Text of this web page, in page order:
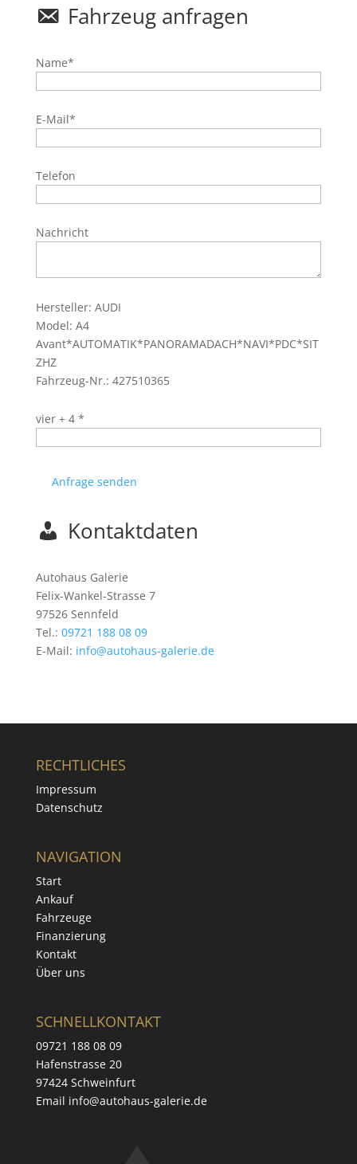
Fahrzeug anfragen
Name*
E-Mail*
Telefon
Nachricht
Hersteller: AUDI
Model: A4
Avant*AUTOMATIK*PANORAMADACH*NAVI*PDC*SIT
ZHZ
Fahrzeug-Nr.: 427510365
vier + 4 *
Anfrage senden
Kontaktdaten
Autohaus Galerie
Felix-Wankel-Strasse 7
97526 Sennfeld
Tel.: 09721 188 08 09
E-Mail: info@autohaus-galerie.de
RECHTLICHES
Impressum
Datenschutz
NAVIGATION
Start
Ankauf
Fahrzeuge
Finanzierung
Kontakt
Über uns
SCHNELLKONTAKT
09721 188 08 09
Hafenstrasse 20
97424 Schweinfurt
Email info@autohaus-galerie.de